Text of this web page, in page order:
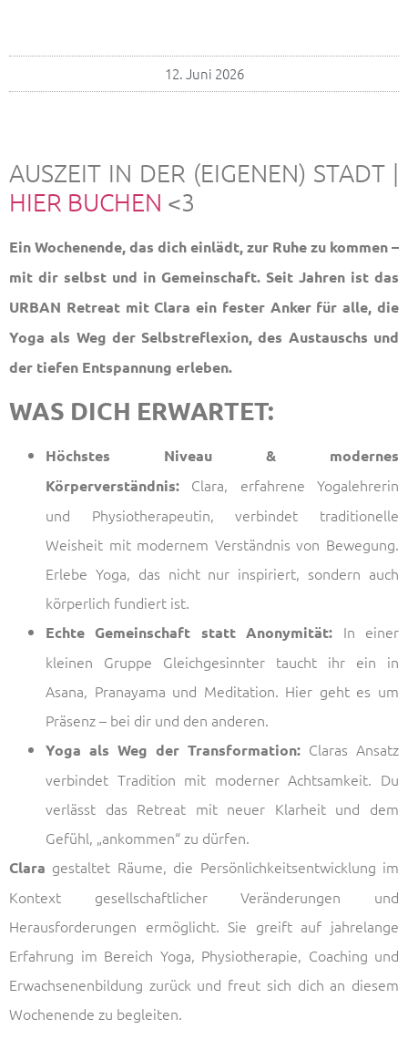
12. Juni 2026
AUSZEIT IN DER (EIGENEN) STADT |
HIER BUCHEN <3
Ein Wochenende, das dich einlädt, zur Ruhe zu kommen –
mit dir selbst und in Gemeinschaft. Seit Jahren ist das
URBAN Retreat mit Clara ein fester Anker für alle, die
Yoga als Weg der Selbstreflexion, des Austauschs und
der tiefen Entspannung erleben.
WAS DICH ERWARTET:
Höchstes Niveau & modernes
Körperverständnis: Clara, erfahrene Yogalehrerin
und Physiotherapeutin, verbindet traditionelle
Weisheit mit modernem Verständnis von Bewegung.
Erlebe Yoga, das nicht nur inspiriert, sondern auch
körperlich fundiert ist.
Echte Gemeinschaft statt Anonymität: In einer
kleinen Gruppe Gleichgesinnter taucht ihr ein in
Asana, Pranayama und Meditation. Hier geht es um
Präsenz – bei dir und den anderen.
Yoga als Weg der Transformation: Claras Ansatz
verbindet Tradition mit moderner Achtsamkeit. Du
verlässt das Retreat mit neuer Klarheit und dem
Gefühl, „ankommen“ zu dürfen.
Clara gestaltet Räume, die Persönlichkeitsentwicklung im
Kontext gesellschaftlicher Veränderungen und
Herausforderungen ermöglicht. Sie greift auf jahrelange
Erfahrung im Bereich Yoga, Physiotherapie, Coaching und
Erwachsenenbildung zurück und freut sich dich an diesem
Wochenende zu begleiten.